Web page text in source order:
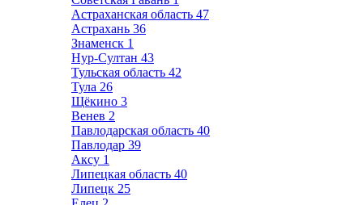
Астраханская область 47
Астрахань 36
Знаменск 1
Нур-Султан 43
Тульская область 42
Тула 26
Щёкино 3
Венев 2
Павлодарская область 40
Павлодар 39
Аксу 1
Липецкая область 40
Липецк 25